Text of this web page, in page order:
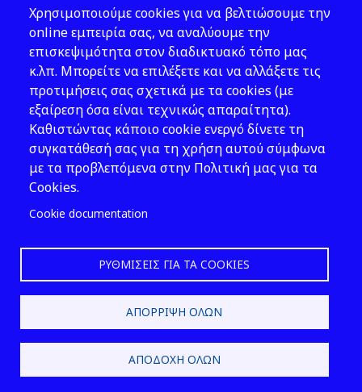
Νομοθεσία
Εκδόσεις
Νέα - Εκδηλώσεις
Ακολουθήστε μας
Χρησιμοποιούμε cookies για να βελτιώσουμε την
online εμπειρία σας, να αναλύουμε την
επισκεψιμότητα στον διαδικτυακό τόπο μας
κ.λπ. Μπορείτε να επιλέξετε και να αλλάξετε τις
προτιμήσεις σας σχετικά με τα cookies (με
εξαίρεση όσα είναι τεχνικώς απαραίτητα).
Καθιστώντας κάποιο cookie ενεργό δίνετε τη
συγκατάθεσή σας για τη χρήση αυτού σύμφωνα
με τα προβλεπόμενα στην Πολιτική μας για τα
Cookies.
Cookie documentation
ΡΥΘΜΊΣΕΙΣ ΓΙΑ ΤΑ COOKIES
ΑΠΌΡΡΙΨΗ ΌΛΩΝ
ΑΠΟΔΟΧΉ ΌΛΩΝ
2026 © ΕΛ.ΙΝ.Υ.Α.Ε.
Design & Development by